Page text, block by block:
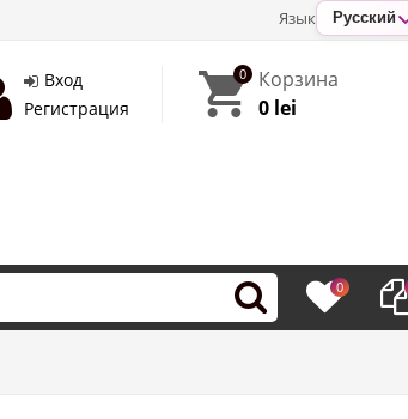
Язык Русский
Вход
Регистрация
0
Корзина
0 lei
0